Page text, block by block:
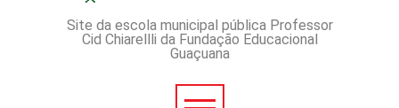
ADMINISTRATIVO Nº
Site da escola municipal pública Professor
Cid Chiarellli da Fundação Educacional
Guaçuana